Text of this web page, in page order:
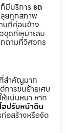
มีบริการ รถ
ยทุกสภาพ
นที่ค่อนข้าง
ขุดที่เหมาะสม
กตามที่วิศวกร
สำคัญมาก
การขนย้ายเศษ
แน่นหนา หาก
ฮปรับหน้าดิน
อสร้างหรือจัด